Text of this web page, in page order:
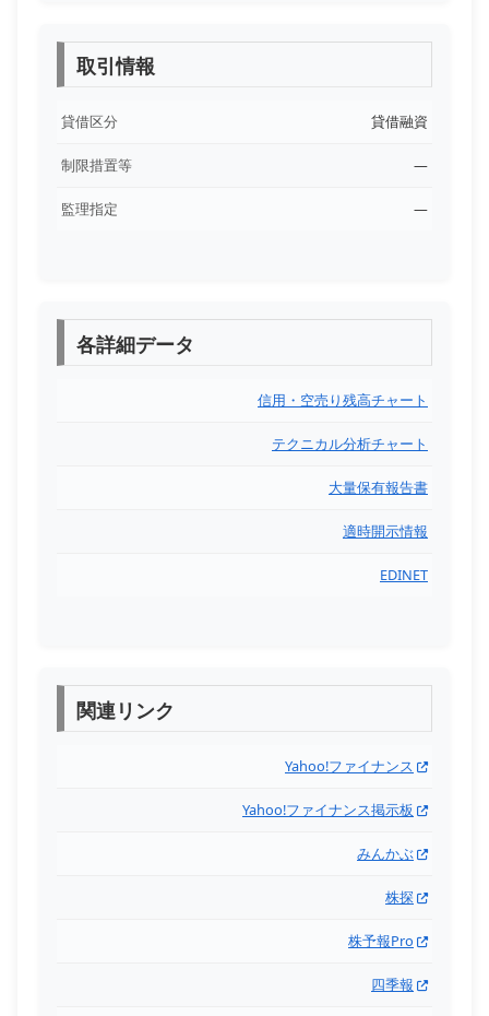
取引情報
貸借区分 貸借融資
制限措置等 ―
監理指定 ―
各詳細データ
信用・空売り残高チャート
テクニカル分析チャート
大量保有報告書
適時開示情報
EDINET
関連リンク
Yahoo!ファイナンス
Yahoo!ファイナンス掲示板
みんかぶ
株探
株予報Pro
四季報